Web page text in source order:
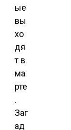
ые
вы
хо
дя
т в
ма
рте
.
Заг
ад